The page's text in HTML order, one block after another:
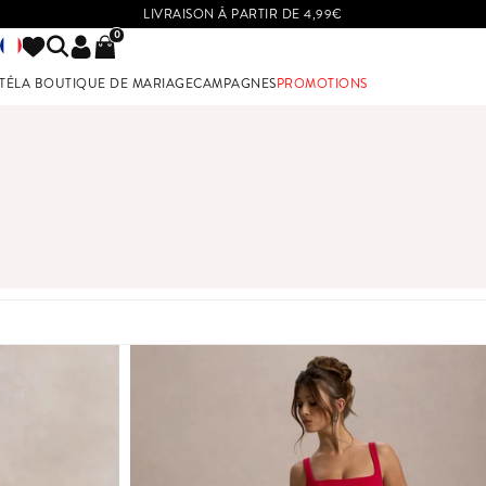
LIVRAISON À PARTIR DE 4,99€
0
DE GROSSESSE
LA BOUTIQUE DE MARIAGECAMPAGNESPROMOTIONS